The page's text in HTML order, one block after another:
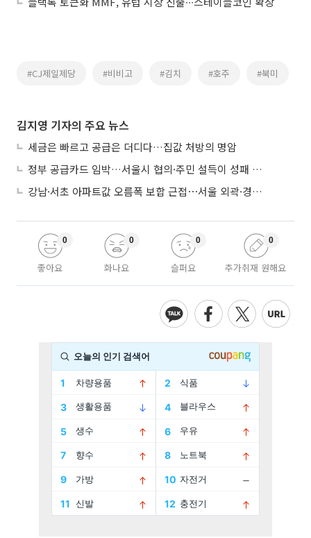
#CJ제일제당 #비비고 #김치 #호주 #북미
김지영 기자의 주요 뉴스
세금은 빠르고 공급은 더디다…집값 처방의 명암
정부 공급카드 임박…서울시 협의·주민 설득이 성패 가른다
강남·서초 아파트값 오름폭 보합 근접⋯서울 외곽·경기 남부 중심 매수세
좋아요
0
화나요
0
슬퍼요
0
추가취재 원해요
0